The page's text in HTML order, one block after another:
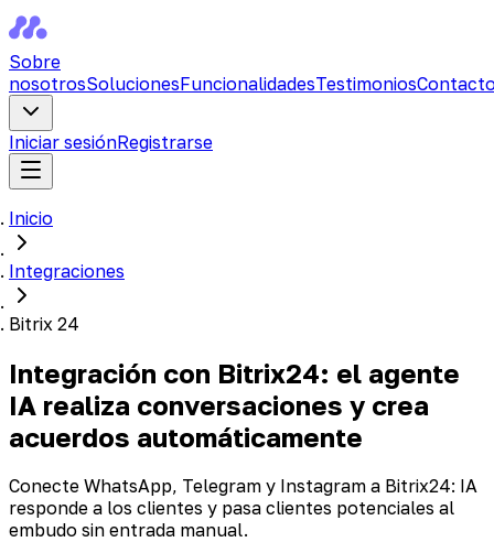
Sobre
nosotrosSolucionesFuncionalidadesTestimonios
Iniciar sesiónRegistrarse
Inicio
Integraciones
Bitrix 24
Integración con Bitrix24: el agente
IA realiza conversaciones y crea
acuerdos automáticamente
Conecte WhatsApp, Telegram y Instagram a Bitrix24: IA
responde a los clientes y pasa clientes potenciales al
embudo sin entrada manual.